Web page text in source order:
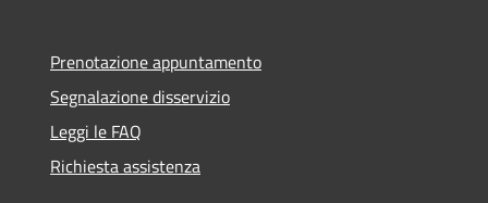
Prenotazione appuntamento
Segnalazione disservizio
Leggi le FAQ
Richiesta assistenza